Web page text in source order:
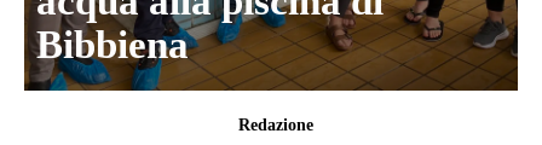
Bibbiena
Redazione